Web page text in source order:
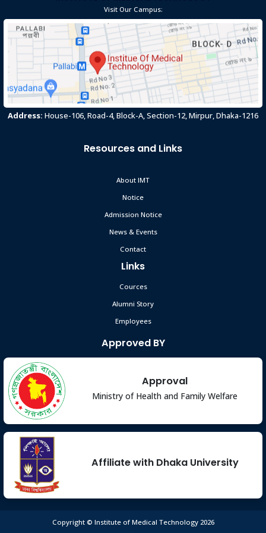
2024
বি.এসসি ইন হেলথ টেকনোলজী (ল্যাবরেটরী) পার্ট-১, ২ ও ৩ কোর্সের পরীক্ষা
জানুয়ারি-২০২১ এর ফরমপূরণ ও ফিস জমা দেওয়া প্রসংগে।
Read More
May 25
2024
test notice
Read More
Read More
২১ শে ফেব্রুয়ারী আন্তর্জাতিক মাতৃভাষা দিবস
কৃতি শিক্ষার্থীদের সংবর্ধনা অনুষ্ঠান ২০২৩
Oct 4
2025
ইন ফিজিওথেরাপি কোর্সে ২০২৫-২০২৬ সেশনে ভর্তি চলছে…
Read More
Feb 24
2024
নবীন বরণ অনুষ্ঠান ২০২৩
Visit Our Campus:
Address: House-106, Road-4, Block-A, Section-12, Mirpur, Dhaka-1216
Resources and Links
About IMT
Notice
Admission Notice
News & Events
Contact
Links
Cources
Alumni Story
Employees
Approved BY
Approval
Ministry of Health and Family Welfare
Affiliate with Dhaka University
Copyright © Institute of Medical Technology 2026